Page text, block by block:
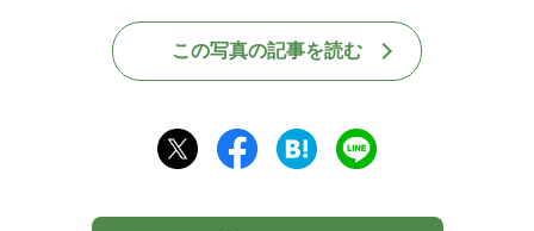
この写真の記事を読む